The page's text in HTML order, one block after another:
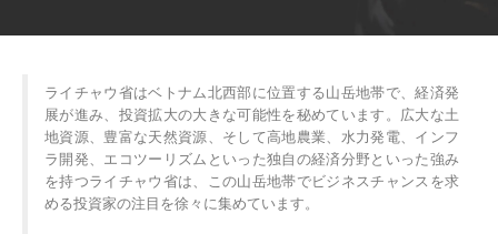
ライチャウ省はベトナム北西部に位置する山岳地帯で、経済発
展が進み、投資拡大の大きな可能性を秘めています。広大な土
地資源、豊富な天然資源、そして高地農業、水力発電、インフ
ラ開発、エコツーリズムといった独自の経済分野といった強み
を持つライチャウ省は、この山岳地帯でビジネスチャンスを求
める投資家の注目を徐々に集めています。